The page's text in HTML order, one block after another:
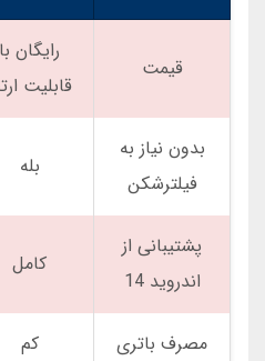
قیمت
رایگان با
قابلیت
بدون نیاز به
فیلترشکن
بله
پشتیبانی از
اندروید 14
کامل
مصرف باتری کم